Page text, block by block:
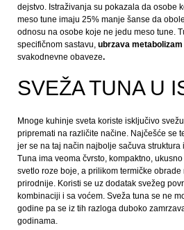
dejstvo. Istraživanja su pokazala da osobe
meso tune imaju 25% manje šanse da
odnosu na osobe koje ne jedu meso tune.
specifičnom sastavu, ubrzava metabolizam
svakodnevne obaveze.
SVEŽA TUNA U
Mnoge kuhinje sveta koriste isključivo
pripremati na različite načine. Najčešće se
jer se na taj način najbolje sačuva struktura
Tuna ima veoma čvrsto, kompaktno,
svetlo roze boje, a prilikom termičke
prirodnije. Koristi se uz dodatak svežeg
kombinaciji i sa voćem. Sveža tuna se ne
godine pa se iz tih razloga duboko
godinama.